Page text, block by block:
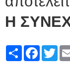
Η
Share